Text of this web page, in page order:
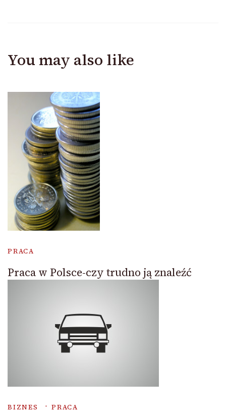
You may also like
PRACA
Praca w Polsce-czy trudno ją znaleźć
BIZNES PRACA